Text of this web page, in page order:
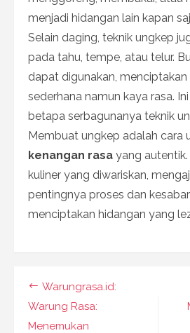
menjadi hidangan lain kapan
Selain daging, teknik ungkep
pada tahu, tempe, atau telur.
dapat digunakan,
sederhana namun kaya rasa.
betapa serbagunanya teknik
Membuat ungkep adalah cara
kenangan rasa yang
kuliner yang diwariskan,
pentingnya proses dan
menciptakan hidangan yang
Navigasi
pos
Warungrasa.id:
Warung Rasa:
Menemukan